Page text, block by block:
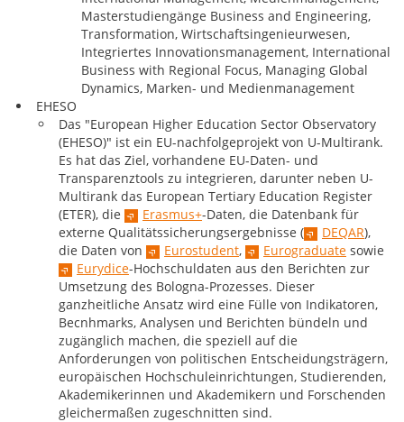
Masterstudiengänge Business and Engineering,
Transformation, Wirtschaftsingenieurwesen,
Integriertes Innovationsmanagement, International
Business with Regional Focus, Managing Global
Dynamics, Marken- und Medienmanagement
EHESO
Das "European Higher Education Sector Observatory
(EHESO)" ist ein EU-nachfolgeprojekt von U-Multirank.
Es hat das Ziel, vorhandene EU-Daten- und
Transparenztools zu integrieren, darunter neben U-
Multirank das European Tertiary Education Register
(ETER), die
Erasmus+-Daten, die Datenbank für
externe Qualitätssicherungsergebnisse (
DEQAR),
die Daten von
Eurostudent, Eurograduate sowie
Eurydice-Hochschuldaten aus den Berichten zur
Umsetzung des Bologna-Prozesses. Dieser
ganzheitliche Ansatz wird eine Fülle von Indikatoren,
Becnhmarks, Analysen und Berichten bündeln und
zugänglich machen, die speziell auf die
Anforderungen von politischen Entscheidungsträgern,
europäischen Hochschuleinrichtungen, Studierenden,
Akademikerinnen und Akademikern und Forschenden
gleichermaßen zugeschnitten sind.